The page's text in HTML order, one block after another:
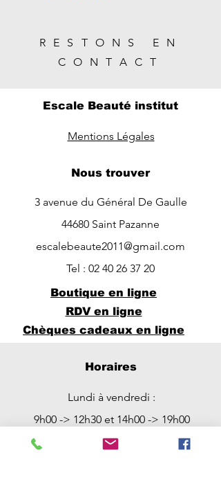
RESTONS EN
CONTACT
Escale Beauté institut
Mentions Légales
Nous trouver
3 avenue du Général De Gaulle
44680 Saint Pazanne
escalebeaute2011@gmail.com
Tel : 02 40 26 37 20
Boutique en ligne
RDV en ligne
Chèques cadeaux en ligne
Horaires
Lundi à vendredi :
9h00 -> 12h30 et 14h00 -> 19h00
Possibilité de RDV entre 12h30 et